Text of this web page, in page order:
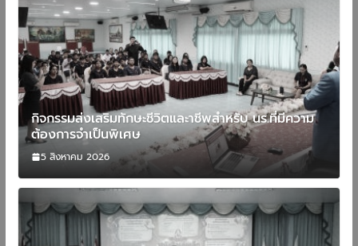
กิจกรรมส่งเสริมทักษะชีวิตและาชีพสำหรับ นร.ที่มีความ
ต้องการจำเป็นพิเศษ
5 สิงหาคม 2026